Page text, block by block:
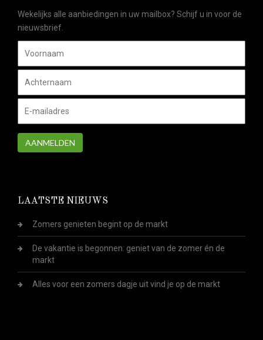
Wekelijks alle aanbiedingen in uw mailbox? Schijf u in voor de
nieuwsbrief.
AANMELDEN
LAATSTE NIEUWS
Zomers genieten begint op de markt
De vakantie is begonnen: geniet van de zomer én de
markt
Alles voor een zomers dagje uit vind je op de markt